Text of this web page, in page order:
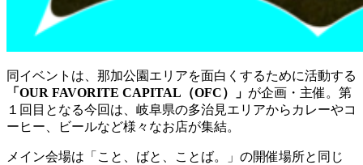
同イベントは、那加公園エリアを面白くするために活動する
「OUR FAVORITE CAPITAL（OFC）」 が企画・主催。第
１回目となる今回は、岐阜県の多治見エリアからカレーやコ
ーヒー、ビールなど様々なお店が集結。
メイン会場は「こと、ばと、ことば。」の開催場所と同じ